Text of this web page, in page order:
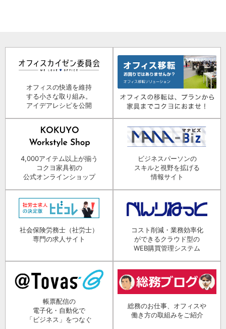
オフィスの快適を維持
する小さな取り組み。
アイデアレシピを公開
4,000アイテム以上が揃う
コクヨ家具初の
公式オンラインショップ
ビジネスパーソンの
スキルと視野を拡げる
情報サイト
社会保険労務士（社労士）
専門の求人サイト
コスト削減・業務効率化
ができるクラウド型の
WEB購買管理システム
帳票配信の
電子化・自動化で
「ビジネス」をつなぐ
総務のお仕事、オフィスや
働き方の取組みをご紹介